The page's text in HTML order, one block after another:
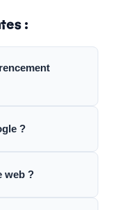
:
?
web ?